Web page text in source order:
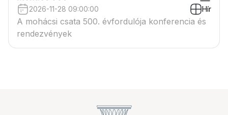
2026-11-28 09:00:00 Hír
A mohácsi csata 500. évfordulója konferencia és
rendezvények